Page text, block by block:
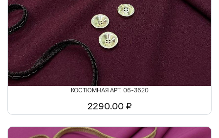
Шелк
Шитьё
КОСТЮМНАЯ АРТ. 06-3620
2290.00 ₽